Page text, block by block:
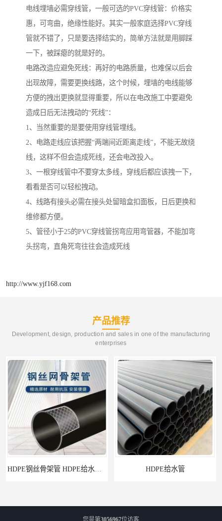
电线埋墙必需穿线管，一般可选的PVC穿线管：价格实
惠，可弯曲，绝缘性能好。其实一般家庭选择PVC穿线
管就不错了，只是要选择结实的，简单方法就是用脚踩
一下，被踩瘪的就是好的。
电路改造应避免死线：再好的电路质量，也难保以后会
出现故障，需要更换线路，这个时候，埋墙的电线能够
方便的拽出更换就显得重要，所以在电改施工中要避免
造成日后无法拽动的“死线”：
1、当然重要的是要使用穿线管埋线。
2、电路走线应该把握“两端间近距离走线”，不能无故绕
线，这样不但会造成死线，还会电改投入。
3、一根穿线管中不要穿太多线，穿线后都应该拽一下，
看看是否可以轻松拽动。
4、线路有接头必需在接头处留暗盒扣面板，日后更换和
维修都方便。
5、管径小于25的PVC穿线管拐弯应用弯管器，不能加弯
头拐弯，直角死弯往往会造成死线
http://www.yjf168.com
产品推荐
Development, design, production and sales in one of the manufacturing
enterprises
HDPE给水管 佛山Pe给水管电话 支持送货上门
您是第3056967位访客